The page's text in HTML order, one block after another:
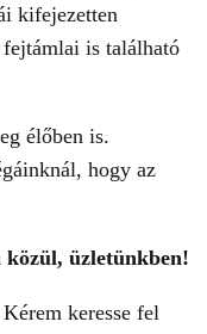
kifejezetten
fejtámlai is található
élőben is.
hogy az
közül, üzletünkben!
keresse fel